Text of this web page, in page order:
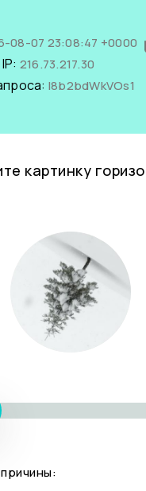
08-07 23:08:47 +0000
216.73.217.30
l8b2bdWkVOs1
картинку